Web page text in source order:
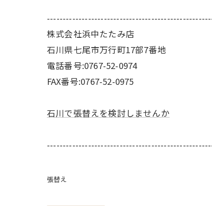
株式会社浜中たたみ店
石川県七尾市万行町17部7番地
電話番号:0767-52-0974
FAX番号:0767-52-0975
石川で張替えを検討しませんか
張替え